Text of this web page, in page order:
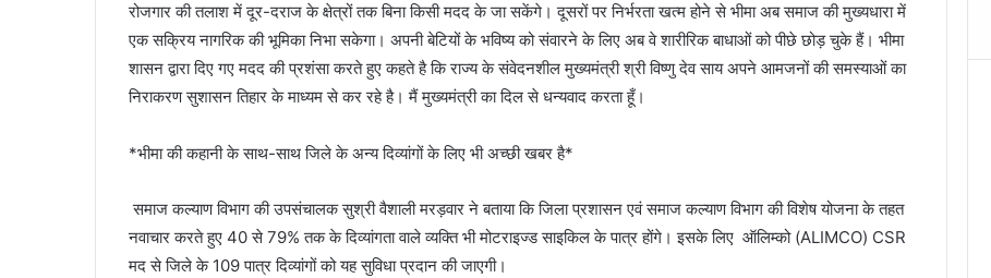
रोजगार की तलाश में दूर-दराज के क्षेत्रों तक बिना किसी मदद के जा सकेंगे। दूसरों पर निर्भरता खत्म होने से भीमा अब समाज की मुख्यधारा में
एक सक्रिय नागरिक की भूमिका निभा सकेगा। अपनी बेटियों के भविष्य को संवारने के लिए अब वे शारीरिक बाधाओं को पीछे छोड़ चुके हैं। भीमा
शासन द्वारा दिए गए मदद की प्रशंसा करते हुए कहते है कि राज्य के संवेदनशील मुख्यमंत्री श्री विष्णु देव साय अपने आमजनों की समस्याओं का
निराकरण सुशासन तिहार के माध्यम से कर रहे है। मैं मुख्यमंत्री का दिल से धन्यवाद करता हूँ।
*​भीमा की कहानी के साथ-साथ जिले के अन्य दिव्यांगों के लिए भी अच्छी खबर है*
​ समाज कल्याण विभाग की उपसंचालक सुश्री वैशाली मरड़वार ने बताया कि जिला प्रशासन एवं समाज कल्याण विभाग की विशेष योजना के तहत
नवाचार करते हुए 40 से 79% तक के दिव्यांगता वाले व्यक्ति भी मोटराइज्ड साइकिल के पात्र होंगे। इसके लिए ​ ऑलिम्को (ALIMCO) CSR
मद से जिले के 109 पात्र दिव्यांगों को यह सुविधा प्रदान की जाएगी।